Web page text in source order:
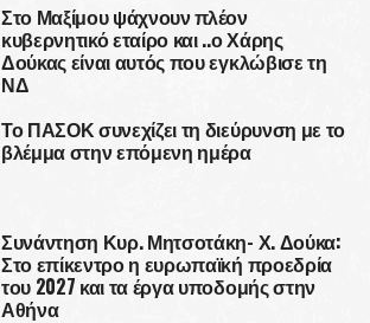
Στο Μαξίμου ψάχνουν πλέον
κυβερνητικό εταίρο και ..ο Χάρης
Δούκας είναι αυτός που εγκλώβισε τη
ΝΔ
Το ΠΑΣΟΚ συνεχίζει τη διεύρυνση με το
βλέμμα στην επόμενη ημέρα
Συνάντηση Κυρ. Μητσοτάκη- Χ. Δούκα:
Στο επίκεντρο η ευρωπαϊκή προεδρία
του 2027 και τα έργα υποδομής στην
Αθήνα